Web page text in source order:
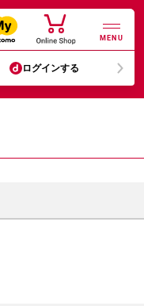
MENU
ログインする